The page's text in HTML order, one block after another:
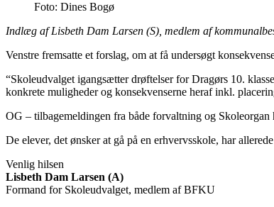
Foto: Dines Bogø
Indlæg af Lisbeth Dam Larsen (S), medlem af
Venstre fremsatte et forslag, om at få undersøgt
“Skoleudvalget igangsætter drøftelser for Dragørs 10.
konkrete muligheder og konsekvenserne heraf inkl.
OG – tilbagemeldingen fra både forvaltning og
De elever, det ønsker at gå på en erhvervsskole, har
Venlig hilsen
Lisbeth Dam Larsen (A)
Formand for Skoleudvalget, medlem af BFKU